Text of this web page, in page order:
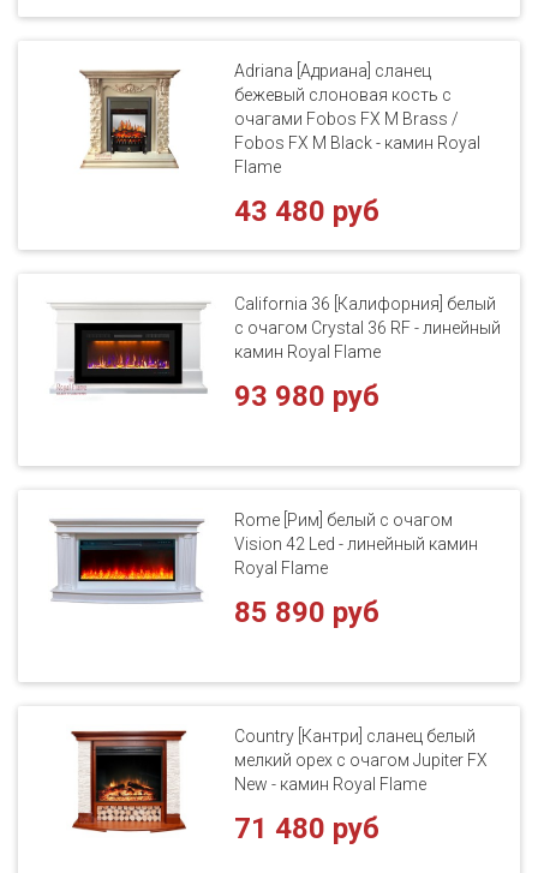
Adriana [Адриана] сланец
бежевый слоновая кость с
очагами Fobos FX M Brass /
Fobos FX M Black - камин Royal
Flame
43 480 руб
California 36 [Калифорния] белый
с очагом Crystal 36 RF - линейный
камин Royal Flame
93 980 руб
Rome [Рим] белый с очагом
Vision 42 Led - линейный камин
Royal Flame
85 890 руб
Country [Кантри] сланец белый
мелкий орех с очагом Jupiter FX
New - камин Royal Flame
71 480 руб